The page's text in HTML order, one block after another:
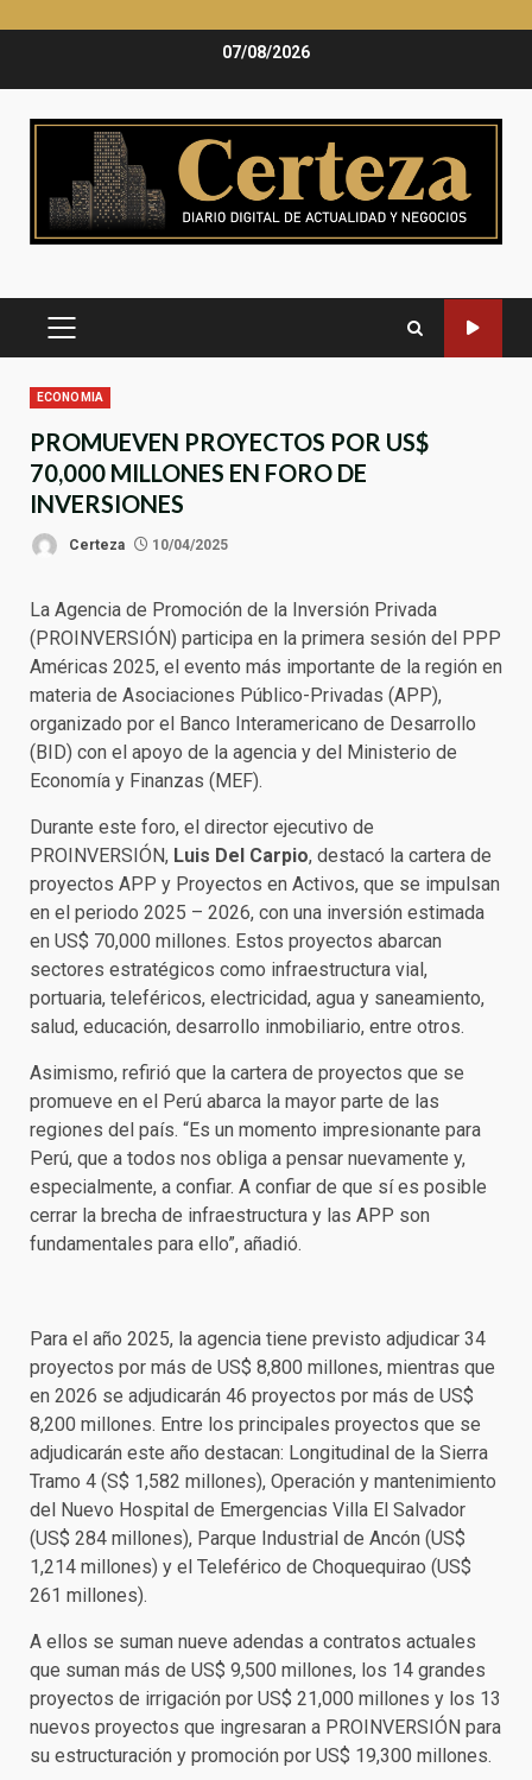
07/08/2026
MENÚ
ECONOMIA
PROMUEVEN PROYECTOS POR US$
70,000 MILLONES EN FORO DE
INVERSIONES
Certeza 10/04/2025
La Agencia de Promoción de la Inversión Privada
(PROINVERSIÓN) participa en la primera sesión del PPP
Américas 2025, el evento más importante de la región en
materia de Asociaciones Público-Privadas (APP),
organizado por el Banco Interamericano de Desarrollo
(BID) con el apoyo de la agencia y del Ministerio de
Economía y Finanzas (MEF).
Durante este foro, el director ejecutivo de
PROINVERSIÓN, Luis Del Carpio, destacó la cartera de
proyectos APP y Proyectos en Activos, que se impulsan
en el periodo 2025 – 2026, con una inversión estimada
en US$ 70,000 millones. Estos proyectos abarcan
sectores estratégicos como infraestructura vial,
portuaria, teleféricos, electricidad, agua y saneamiento,
salud, educación, desarrollo inmobiliario, entre otros.
Asimismo, refirió que la cartera de proyectos que se
promueve en el Perú abarca la mayor parte de las
regiones del país. “Es un momento impresionante para
Perú, que a todos nos obliga a pensar nuevamente y,
especialmente, a confiar. A confiar de que sí es posible
cerrar la brecha de infraestructura y las APP son
fundamentales para ello”, añadió.
Para el año 2025, la agencia tiene previsto adjudicar 34
proyectos por más de US$ 8,800 millones, mientras que
en 2026 se adjudicarán 46 proyectos por más de US$
8,200 millones. Entre los principales proyectos que se
adjudicarán este año destacan: Longitudinal de la Sierra
Tramo 4 (S$ 1,582 millones), Operación y mantenimiento
del Nuevo Hospital de Emergencias Villa El Salvador
(US$ 284 millones), Parque Industrial de Ancón (US$
1,214 millones) y el Teleférico de Choquequirao (US$
261 millones).
A ellos se suman nueve adendas a contratos actuales
que suman más de US$ 9,500 millones, los 14 grandes
proyectos de irrigación por US$ 21,000 millones y los 13
nuevos proyectos que ingresaran a PROINVERSIÓN para
su estructuración y promoción por US$ 19,300 millones.